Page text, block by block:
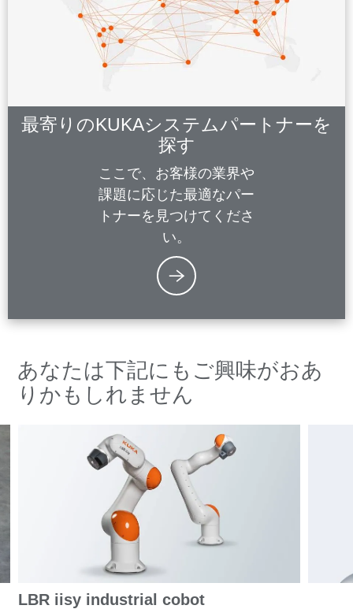
最寄りのKUKAシステムパートナーを
探す
ここで、お客様の業界や
課題に応じた最適なパー
トナーを見つけてくださ
い。
あなたは下記にもご興味がおあ
りかもしれません
LBR iisy industrial cobot